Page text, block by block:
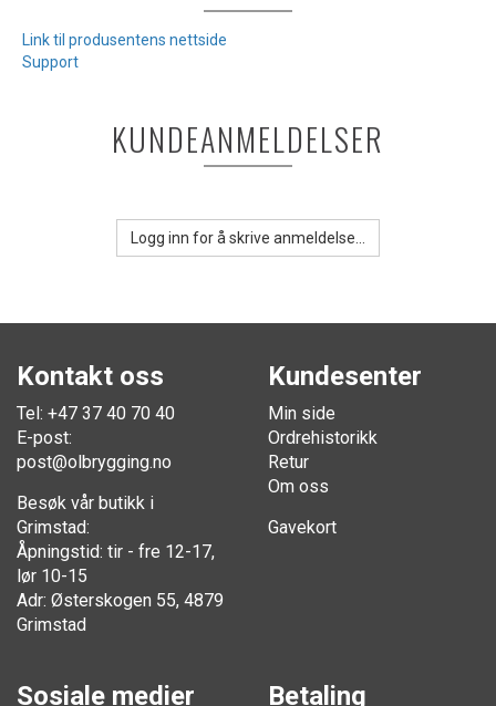
Link til produsentens nettside
Support
KUNDEANMELDELSER
Logg inn for å skrive anmeldelse...
Kontakt oss
Tel: +47 37 40 70 40
E-post:
post@olbrygging.no
Besøk vår butikk i
Grimstad:
Åpningstid: tir - fre 12-17,
lør 10-15
Adr: Østerskogen 55, 4879
Grimstad
Kundesenter
Min side
Ordrehistorikk
Retur
Om oss
Gavekort
Sosiale medier Betaling